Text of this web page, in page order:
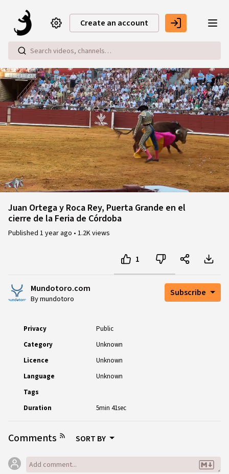
Create an account
Loaded:
47.38%
Juan Ortega y Roca Rey, Puerta Grande en el
cierre de la Feria de Córdoba
Published 1 year ago • 1.2K views
1
Mundotoro.com
By mundotoro
Subscribe
Privacy
Public
Category
Unknown
Licence
Unknown
Language
Unknown
Tags
Duration
5min 41sec
Comments SORT BY